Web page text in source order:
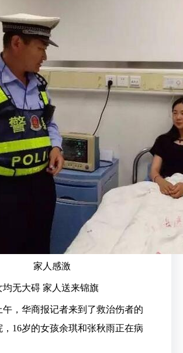
家人感激
无大碍 家人送来锦旗
华商报记者来到了救治伤者的
16岁的女孩余琪和张秋雨正在病